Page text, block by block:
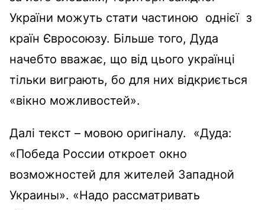
України можуть стати частиною однієї з
країн Євросоюзу. Більше того, Дуда
начебто вважає, що від цього українці
тільки виграють, бо для них відкриється
«вікно можливостей».
Далі текст – мовою оригіналу. «Дуда:
«Победа России откроет окно
возможностей для жителей Западной
Украины». «Надо рассматривать